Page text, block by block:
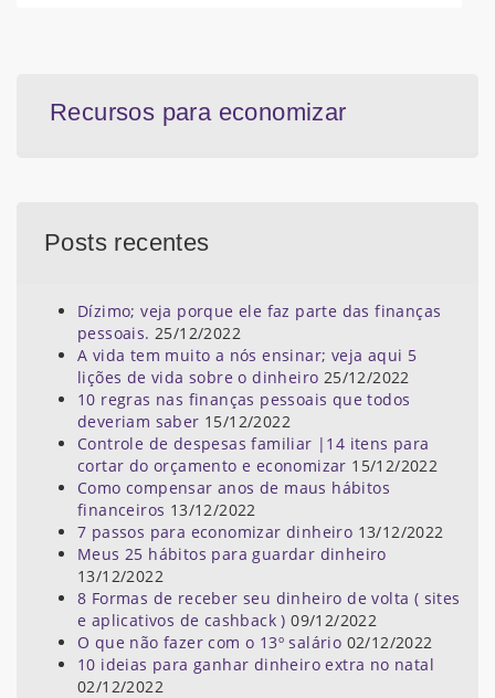
Recursos para economizar
Posts recentes
Dízimo; veja porque ele faz parte das finanças
pessoais. 25/12/2022
A vida tem muito a nós ensinar; veja aqui 5
lições de vida sobre o dinheiro 25/12/2022
10 regras nas finanças pessoais que todos
deveriam saber 15/12/2022
Controle de despesas familiar |14 itens para
cortar do orçamento e economizar 15/12/2022
Como compensar anos de maus hábitos
financeiros 13/12/2022
7 passos para economizar dinheiro 13/12/2022
Meus 25 hábitos para guardar dinheiro
13/12/2022
8 Formas de receber seu dinheiro de volta ( sites
e aplicativos de cashback ) 09/12/2022
O que não fazer com o 13º salário 02/12/2022
10 ideias para ganhar dinheiro extra no natal
02/12/2022